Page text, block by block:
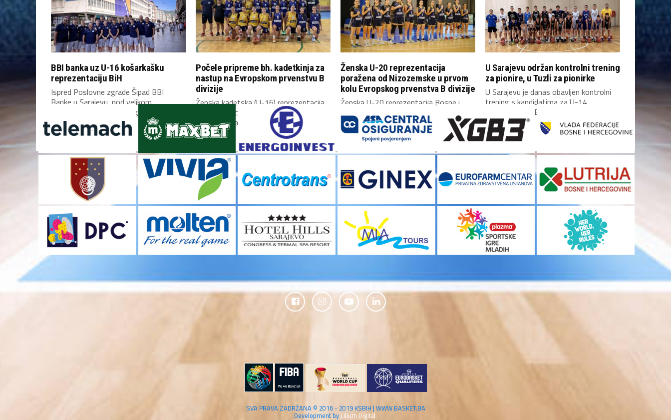
BBI banka uz U-16 košarkašku
reprezentaciju BiH
Ispred Poslovne zgrade Šipad BBI
Banke u Sarajevu, pod velikom
zastavom Bosne i Hercegovine,...
Počele pripreme bh. kadetkinja za
nastup na Evropskom prvenstvu B
divizije
Ženska kadetska (U-16) reprezentacija
Bosne i Hercegovine okupila se danas u
Mostaru i započela...
Ženska U-20 reprezentacija
poražena od Nizozemske u prvom
kolu Evropskog prvenstva B divizije
Ženska U-20 reprezentacija Bosne i
Hercegovine upisala je poraz u prvom
kolu Evropskog prvenstva...
U Sarajevu održan kontrolni trening
za pionire, u Tuzli za pionirke
U Sarajevu je danas obavljen kontrolni
trening s kandidatima za U-14
reprezentaciju Bosne i...
SVA PRAVA ZADRŽANA © 2016 - 2019 KSBIH | WWW.BASKET.BA
Development by Lilium Digital.